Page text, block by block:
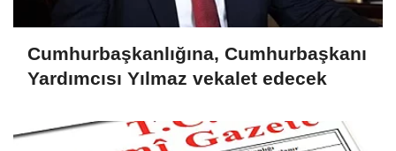
Cumhurbaşkanlığına, Cumhurbaşkanı
Yardımcısı Yılmaz vekalet edecek